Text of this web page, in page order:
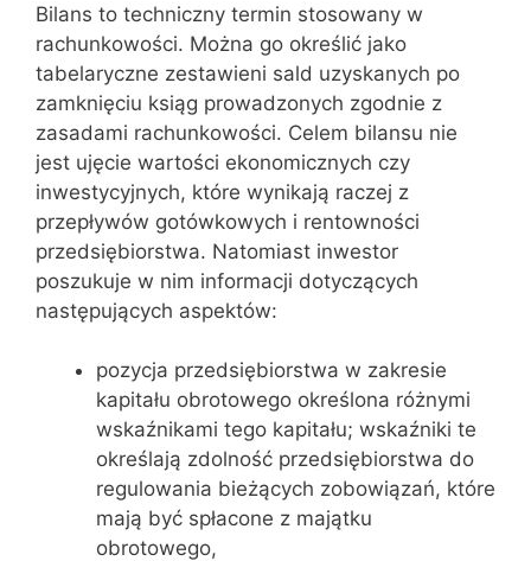
Bilans to techniczny termin stosowany w
rachunkowości. Można go określić jako
tabelaryczne zestawieni sald uzyskanych po
zamknięciu ksiąg prowadzonych zgodnie z
zasadami rachunkowości. Celem bilansu nie
jest ujęcie wartości ekonomicznych czy
inwestycyjnych, które wynikają raczej z
przepływów gotówkowych i rentowności
przedsiębiorstwa. Natomiast inwestor
poszukuje w nim informacji dotyczących
następujących aspektów:
pozycja przedsiębiorstwa w zakresie
kapitału obrotowego określona różnymi
wskaźnikami tego kapitału; wskaźniki te
określają zdolność przedsiębiorstwa do
regulowania bieżących zobowiązań, które
mają być spłacone z majątku
obrotowego,